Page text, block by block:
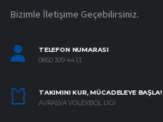
Bizimle İletişime Geçebilirsiniz.
TELEFON NUMARASI
0850 309 44 13
TAKIMINI KUR, MÜCADELEYE BAŞLA!
AVRASYA VOLEYBOL LIGI